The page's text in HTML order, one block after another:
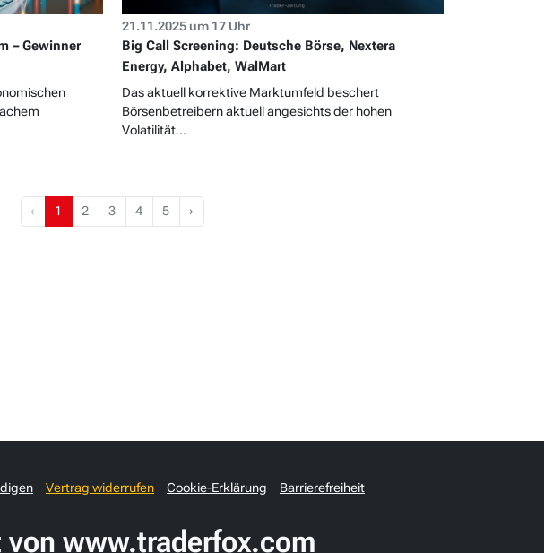
– Gewinner
21.11.2025 um 17 Uhr
Big Call Screening: Deutsche Börse, Nextera
Energy, Alphabet, WalMart
Das aktuell korrektive Marktumfeld beschert
Börsenbetreibern aktuell angesichts der hohen
Volatilität...
‹ 1 2 3 4 5 ›
Vertrag widerrufen Cookie-Erklärung Barrierefreiheit
von www.traderfox.com